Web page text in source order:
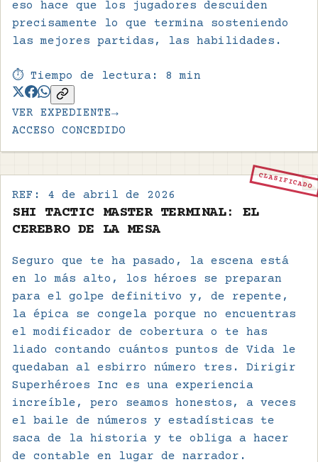
eso hace que los jugadores descuiden
precisamente lo que termina sosteniendo
las mejores partidas, las habilidades.
⏱️ Tiempo de lectura: 8 min
VER EXPEDIENTE→
ACCESO CONCEDIDO
REF: 4 de abril de 2026
CLASIFICADO
SHI TACTIC MASTER TERMINAL: EL
CEREBRO DE LA MESA
Seguro que te ha pasado, la escena está
en lo más alto, los héroes se preparan
para el golpe definitivo y, de repente,
la épica se congela porque no encuentras
el modificador de cobertura o te has
liado contando cuántos puntos de Vida le
quedaban al esbirro número tres. Dirigir
Superhéroes Inc es una experiencia
increíble, pero seamos honestos, a veces
el baile de números y estadísticas te
saca de la historia y te obliga a hacer
de contable en lugar de narrador.